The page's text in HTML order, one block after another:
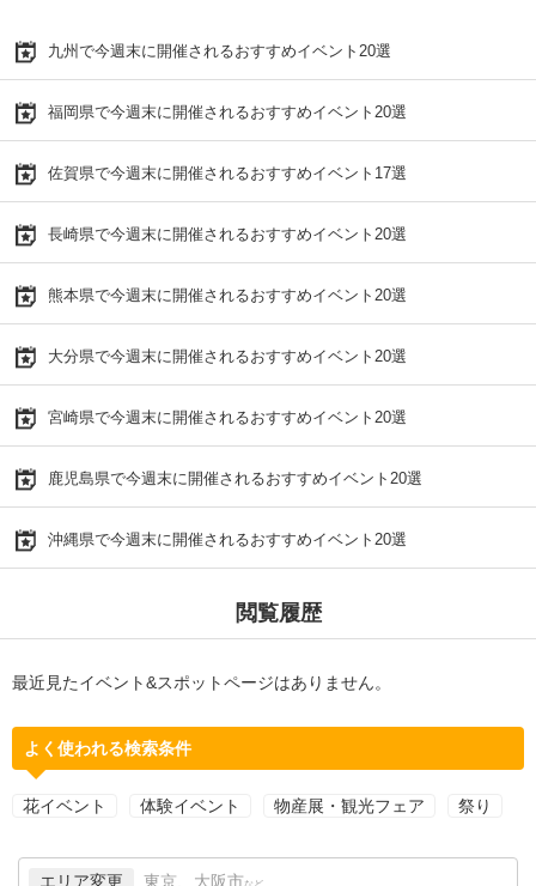
九州で今週末に開催されるおすすめイベント20選
福岡県で今週末に開催されるおすすめイベント20選
佐賀県で今週末に開催されるおすすめイベント17選
長崎県で今週末に開催されるおすすめイベント20選
熊本県で今週末に開催されるおすすめイベント20選
大分県で今週末に開催されるおすすめイベント20選
宮崎県で今週末に開催されるおすすめイベント20選
鹿児島県で今週末に開催されるおすすめイベント20選
沖縄県で今週末に開催されるおすすめイベント20選
閲覧履歴
最近見たイベント&スポットページはありません。
よく使われる検索条件
花イベント 体験イベント 物産展・観光フェア 祭り
エリア変更 東京、大阪市